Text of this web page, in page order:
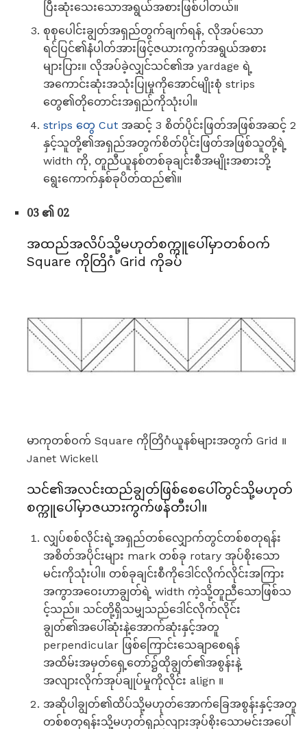
ပြီးဆုံးသေးသောအရွယ်အစားဖြစ်ပါတယ်။
စုစုပေါင်းချွတ်အရှည်တွက်ချက်ရန်, လိုအပ်သော
ရင်ပြင်၏နံပါတ်အားဖြင့်ဇယားကွက်အရွယ်အစား
များပြား။ လိုအပ်ခဲ့လျှင်သင်၏အ yardage ရဲ့
အကောင်းဆုံးအသုံးပြုမှုကိုအောင်မျိုးစုံ strips
တွေ၏တိုတောင်းအရှည်ကိုသုံးပါ။
strips တွေ Cut အဆင့် 3 စိတ်ပိုင်းဖြတ်အဖြစ်အဆင့် 2
နှင့်သူတို့၏အရှည်အတွက်စိတ်ပိုင်းဖြတ်အဖြစ်သူတို့ရဲ့
width ကို, တူညီယူနစ်တစ်ခုချင်းစီအမျိုးအစားဘို့
ရွေးကောက်နှစ်ခုပိတ်ထည်၏။
03 ၏ 02
အထည်အလိပ်သို့မဟုတ်စက္ကူပေါ်မှာတစ်ဝက်
Square ကိုတြိဂံ Grid ကိုခပ်
မာကုတစ်ဝက် Square ကိုတြိဂံယူနစ်များအတွက် Grid ။
Janet Wickell
သင်၏အလင်းထည်ချွတ်ဖြစ်စေပေါ်တွင်သို့မဟုတ်
စက္ကူပေါ်မှာဇယားကွက်ဖန်တီးပါ။
လျှပ်စစ်လိုင်းရဲ့အရှည်တစ်လျှောက်တွင်တစ်စတုရန်း
အစိတ်အပိုင်းများ mark တစ်ခု rotary အုပ်စိုးသော
မင်းကိုသုံးပါ။ တစ်ခုချင်းစီကိုဒေါင်လိုက်လိုင်းအကြား
အကွာအဝေးဟာချွတ်ရဲ့ width ကဲ့သို့တူညီသောဖြစ်သ
င့်သည်။ သင်တို့ရှိသမျှသည်ဒေါင်လိုက်လိုင်း
ချွတ်၏အပေါ်ဆုံးနဲ့အောက်ဆုံးနှင့်အတူ
perpendicular ဖြစ်ကြောင်းသေချာစေရန်
အထိမ်းအမှတ်ရှေ့တော်၌ထိုချွတ်၏အစွန်းနဲ့
အလျားလိုက်အုပ်ချုပ်မှုကိုလိုင်း align ။
အဆိုပါချွတ်၏ထိပ်သို့မဟုတ်အောက်ခြေအစွန်းနှင့်အတူ
တစ်စတုရန်းသို့မဟုတ်ရှည်လျားအုပ်စိုးသောမင်းအပေါ်